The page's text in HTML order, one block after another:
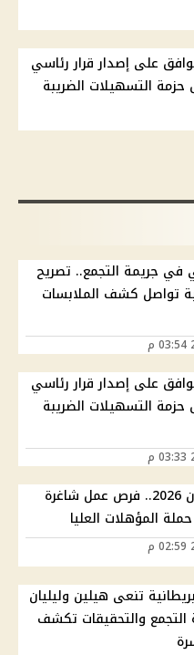
على إصدار قرار رئاسي
حزمة التسهيلات الضريبة
في جريمة التجمع.. تصريح
تواصل كشف الملابسات
على إصدار قرار رئاسي
حزمة التسهيلات الضريبة
وظائف مصر للطيران 2026.. فرص عمل شاغرة
المؤهلات العليا
تنعى هيلين وليليان
والتحقيقات تكشف